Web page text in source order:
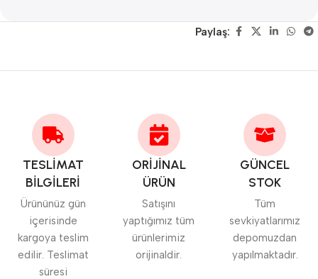
Paylaş:
TESLİMAT
BİLGİLERİ
Ürününüz gün
içerisinde
kargoya teslim
edilir. Teslimat
süresi
ORİJİNAL
ÜRÜN
Satışını
yaptığımız tüm
ürünlerimiz
orijinaldir.
GÜNCEL
STOK
Tüm
sevkiyatlarımız
depomuzdan
yapılmaktadır.